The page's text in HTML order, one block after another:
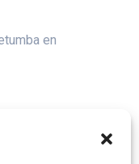
en
de sí